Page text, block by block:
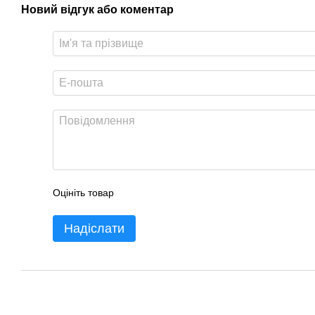
Новий відгук або коментар
Оцініть товар
Надіслати